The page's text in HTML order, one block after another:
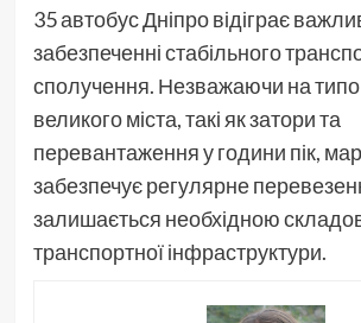
35 автобус Дніпро відіграє
забезпеченні стабільного
сполучення. Незважаючи на
великого міста, такі як затори та
перевантаження у години пік,
забезпечує регулярне
залишається необхідною
транспортної інфраструктури.